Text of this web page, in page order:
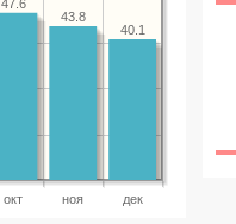
окт ноя дек
40.1
43.8
47.6